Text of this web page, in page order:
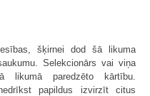
šķirnei dod šā likuma
Selekcionārs vai viņa
likumā paredzēto kārtību.
papildus izvirzīt citus